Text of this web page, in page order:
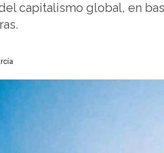
capitalismo global, en